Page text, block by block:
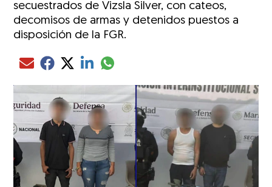
secuestrados de Vizsla Silver, con cateos,
decomisos de armas y detenidos puestos a
disposición de la FGR.
Compartir el artículo actual mediante Email
Compartir el artículo actual mediante Facebook
Compartir el artículo actual mediante Twitter
Compartir el artículo actual mediante LinkedIn
Compartir el artículo actual mediante